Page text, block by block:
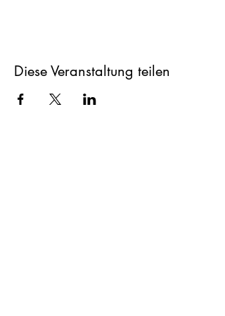
Diese Veranstaltung teilen